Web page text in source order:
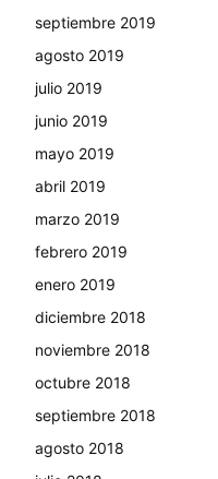
septiembre 2019
agosto 2019
julio 2019
junio 2019
mayo 2019
abril 2019
marzo 2019
febrero 2019
enero 2019
diciembre 2018
noviembre 2018
octubre 2018
septiembre 2018
agosto 2018